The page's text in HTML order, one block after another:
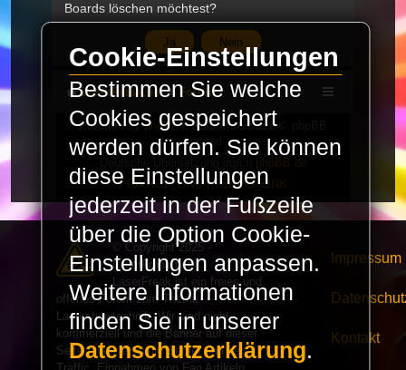
Boards löschen möchtest?
LaserFreak.net Forum
Powered byphpBB® Forum Software © phpBB
Limited
phpBB.de
PRIVACY_LINK|TERMS_LINK
© Copyright 2025 -
LaserFreak.net
LaserFreak ist ein freies und
offenes Forum zum Thema
Lasershowtechnik. Wir sind nicht
kommerziell und die Banner auf dieser
Seite finanzieren die Server und den
Impressum
Kontakt
Cookie-Einstellungen
Bestimmen Sie welche
Cookies gespeichert
werden dürfen. Sie können
diese Einstellungen
jederzeit in der Fußzeile
über die Option Cookie-
Einstellungen anpassen.
Weitere Informationen
finden Sie in unserer
Datenschutzerklärung.